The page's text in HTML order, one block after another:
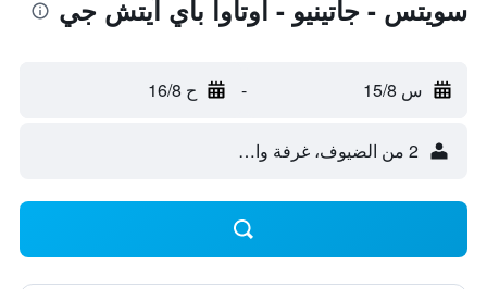
سويتس - جاتينيو - أوتاوا باي آيتش جي
س 15/8 - ح 16/8
2 من الضيوف، غرفة واحدة